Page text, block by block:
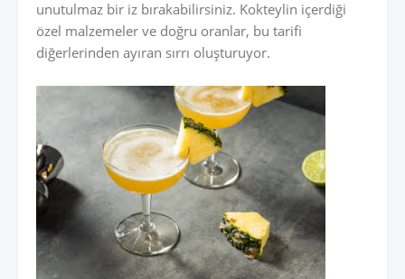
unutulmaz bir iz bırakabilirsiniz. Kokteylin içerdiği
özel malzemeler ve doğru oranlar, bu tarifi
diğerlerinden ayıran sırrı oluşturuyor.